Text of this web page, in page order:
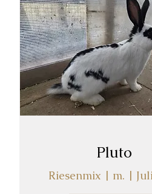
Pluto
Riesenmix | m. |